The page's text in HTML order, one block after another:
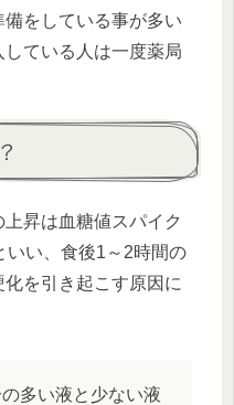
をしている事が多い
ている人は一度薬局
昇は血糖値スパイク
いい、食後1～2時間の
を引き起こす原因に
多い液と少ない液